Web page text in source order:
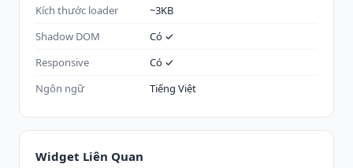
Kích thước loader
~3KB
Shadow DOM
Có ✓
Responsive
Có ✓
Ngôn ngữ
Tiếng Việt
Widget Liên Quan